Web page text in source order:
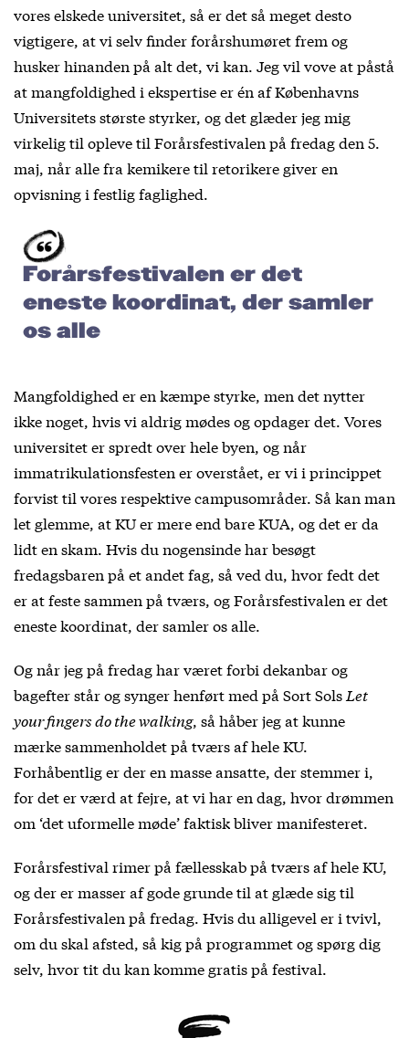
vores elskede universitet, så er det så meget desto
vigtigere, at vi selv finder forårshumøret frem og
husker hinanden på alt det, vi kan. Jeg vil vove at påstå
at mangfoldighed i ekspertise er én af Københavns
Universitets største styrker, og det glæder jeg mig
virkelig til opleve til Forårsfestivalen på fredag den 5.
maj, når alle fra kemikere til retorikere giver en
opvisning i festlig faglighed.
Forårsfestivalen er det
eneste koordinat, der samler
os alle
Mangfoldighed er en kæmpe styrke, men det nytter
ikke noget, hvis vi aldrig mødes og opdager det. Vores
universitet er spredt over hele byen, og når
immatrikulationsfesten er overstået, er vi i princippet
forvist til vores respektive campusområder. Så kan man
let glemme, at KU er mere end bare KUA, og det er da
lidt en skam. Hvis du nogensinde har besøgt
fredagsbaren på et andet fag, så ved du, hvor fedt det
er at feste sammen på tværs, og Forårsfestivalen er det
eneste koordinat, der samler os alle.
Og når jeg på fredag har været forbi dekanbar og
bagefter står og synger henført med på Sort Sols Let
your fingers do the walking, så håber jeg at kunne
mærke sammenholdet på tværs af hele KU.
Forhåbentlig er der en masse ansatte, der stemmer i,
for det er værd at fejre, at vi har en dag, hvor drømmen
om ‘det uformelle møde’ faktisk bliver manifesteret.
Forårsfestival rimer på fællesskab på tværs af hele KU,
og der er masser af gode grunde til at glæde sig til
Forårsfestivalen på fredag. Hvis du alligevel er i tvivl,
om du skal afsted, så kig på programmet og spørg dig
selv, hvor tit du kan komme gratis på festival.